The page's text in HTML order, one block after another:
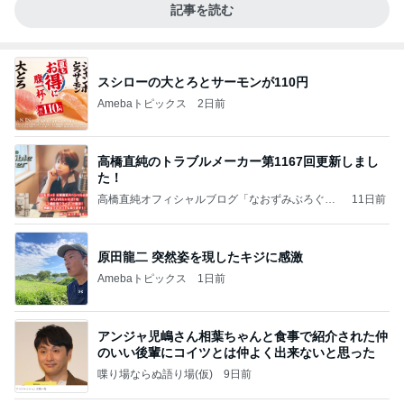
記事を読む
スシローの大とろとサーモンが110円
Amebaトピックス 2日前
高橋直純のトラブルメーカー第1167回更新しまし
た！
高橋直純オフィシャルブログ「なおずみぶろぐ」
11日前
原田龍二 突然姿を現したキジに感激
Amebaトピックス 1日前
アンジャ児嶋さん相葉ちゃんと食事で紹介された仲
のいい後輩にコイツとは仲よく出来ないと思った
喋り場ならぬ語り場(仮) 9日前